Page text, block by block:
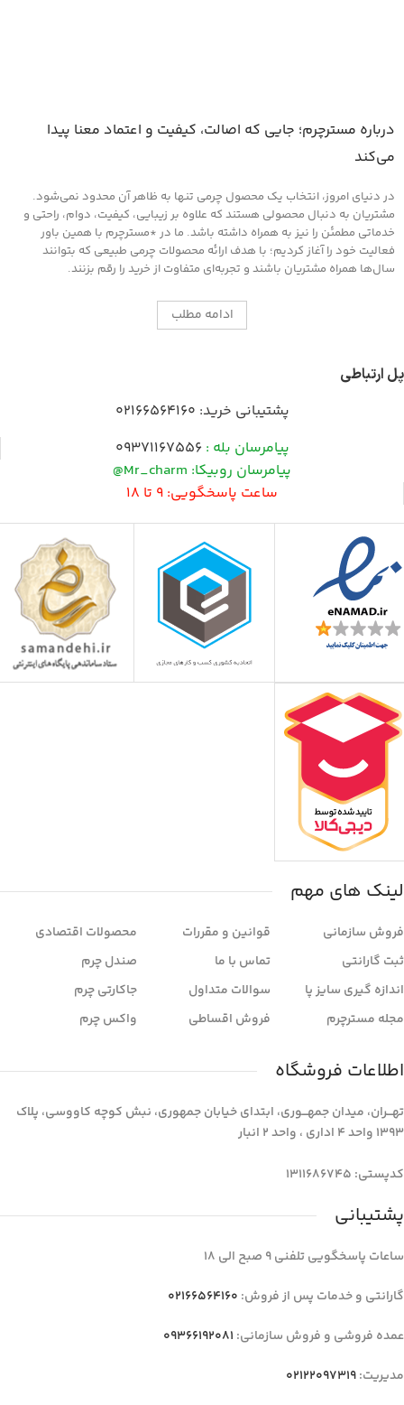
درباره مسترچرم؛ جایی که اصالت، کیفیت و اعتماد معنا پیدا
می‌کند
در دنیای امروز، انتخاب یک محصول چرمی تنها به ظاهر آن محدود نمی‌شود.
مشتریان به دنبال محصولی هستند که علاوه بر زیبایی، کیفیت، دوام، راحتی و
خدماتی مطمئن را نیز به همراه داشته باشد. ما در *مسترچرم با همین باور
فعالیت خود را آغاز کردیم؛ با هدف ارائه محصولات چرمی طبیعی که بتوانند
سال‌ها همراه مشتریان باشند و تجربه‌ای متفاوت از خرید را رقم بزنند.
ادامه مطلب
پل ارتباطی
پشتیبانی خرید: 02166564160
پیامرسان بله : 09371167556
پیامرسان روبیکا: Mr_charm@
ساعت پاسخگویی: 9 تا 18
لینک های مهم
فروش سازمانی
ثبت گارانتی
اندازه گیری سایز پا
مجله مسترچرم
قوانین و مقررات
تماس با ما
سوالات متداول
فروش اقساطی
محصولات اقتصادی
صندل چرم
جاکارتی چرم
واکس چرم
اطلاعات فروشگاه
تهـــران، میدان جمهـــوری، ابتدای خیابان جمهوری، نبش کوچه کاووسی، پلاک
1393 واحد 4 اداری ، واحد 2 انبار
کدپستی: 1311686745
پشتیبانی
ساعات پاسخگویی تلفنی 9 صبح الی 18
گارانتی و خدمات پس از فروش: 02166564160
عمده فروشی و فروش سازمانی: 09366192081
مدیریت:02122097319